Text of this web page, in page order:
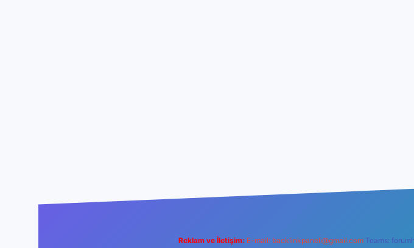
Reklam ve İletişim: E-mail: backlinkpaneli@gmail.com Teams: